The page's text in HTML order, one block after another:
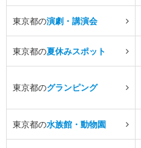
東京都の演劇・講演会
東京都の夏休みスポット
東京都のグランピング
東京都の水族館・動物園